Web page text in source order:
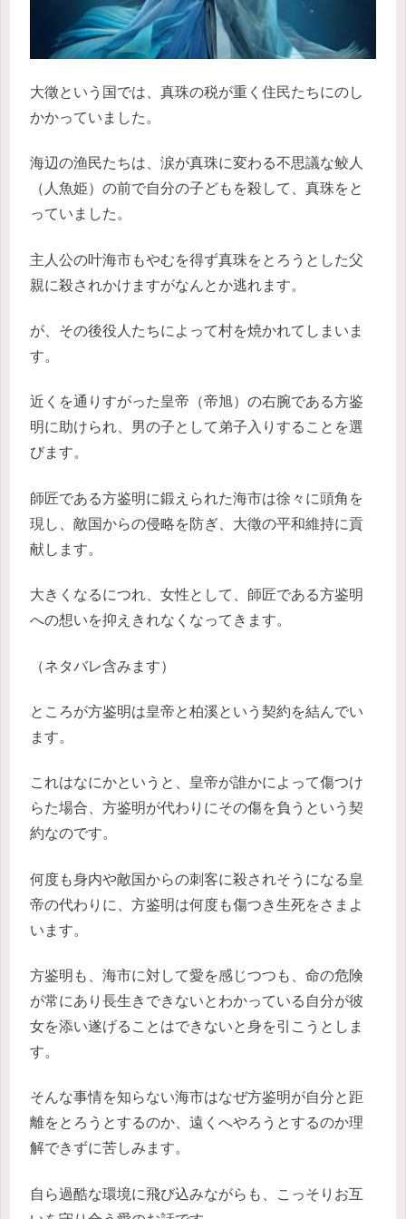
大徵という国では、真珠の税が重く住民たちにのし
かかっていました。
海辺の渔民たちは、涙が真珠に変わる不思議な鲛人
（人魚姫）の前で自分の子どもを殺して、真珠をと
っていました。
主人公の叶海市もやむを得ず真珠をとろうとした父
親に殺されかけますがなんとか逃れます。
が、その後役人たちによって村を焼かれてしまいま
す。
近くを通りすがった皇帝（帝旭）の右腕である方鉴
明に助けられ、男の子として弟子入りすることを選
びます。
師匠である方鉴明に鍛えられた海市は徐々に頭角を
現し、敵国からの侵略を防ぎ、大徵の平和維持に貢
献します。
大きくなるにつれ、女性として、師匠である方鉴明
への想いを抑えきれなくなってきます。
（ネタバレ含みます）
ところが方鉴明は皇帝と柏溪という契約を結んでい
ます。
これはなにかというと、皇帝が誰かによって傷つけ
らた場合、方鉴明が代わりにその傷を負うという契
約なのです。
何度も身内や敵国からの刺客に殺されそうになる皇
帝の代わりに、方鉴明は何度も傷つき生死をさまよ
います。
方鉴明も、海市に対して愛を感じつつも、命の危険
が常にあり長生きできないとわかっている自分が彼
女を添い遂げることはできないと身を引こうとしま
す。
そんな事情を知らない海市はなぜ方鉴明が自分と距
離をとろうとするのか、遠くへやろうとするのか理
解できずに苦しみます。
自ら過酷な環境に飛び込みながらも、こっそりお互